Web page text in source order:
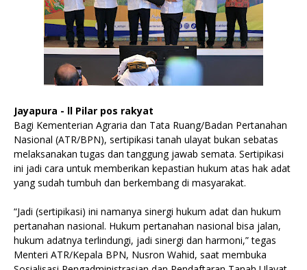
Jayapura - ll Pilar pos rakyat
Bagi Kementerian Agraria dan Tata Ruang/Badan Pertanahan
Nasional (ATR/BPN), sertipikasi tanah ulayat bukan sebatas
melaksanakan tugas dan tanggung jawab semata. Sertipikasi
ini jadi cara untuk memberikan kepastian hukum atas hak adat
yang sudah tumbuh dan berkembang di masyarakat.
“Jadi (sertipikasi) ini namanya sinergi hukum adat dan hukum
pertanahan nasional. Hukum pertanahan nasional bisa jalan,
hukum adatnya terlindungi, jadi sinergi dan harmoni,” tegas
Menteri ATR/Kepala BPN, Nusron Wahid, saat membuka